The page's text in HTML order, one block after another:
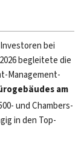
bei
begleitete die
Management-
am
und Chambers-
in den Top-